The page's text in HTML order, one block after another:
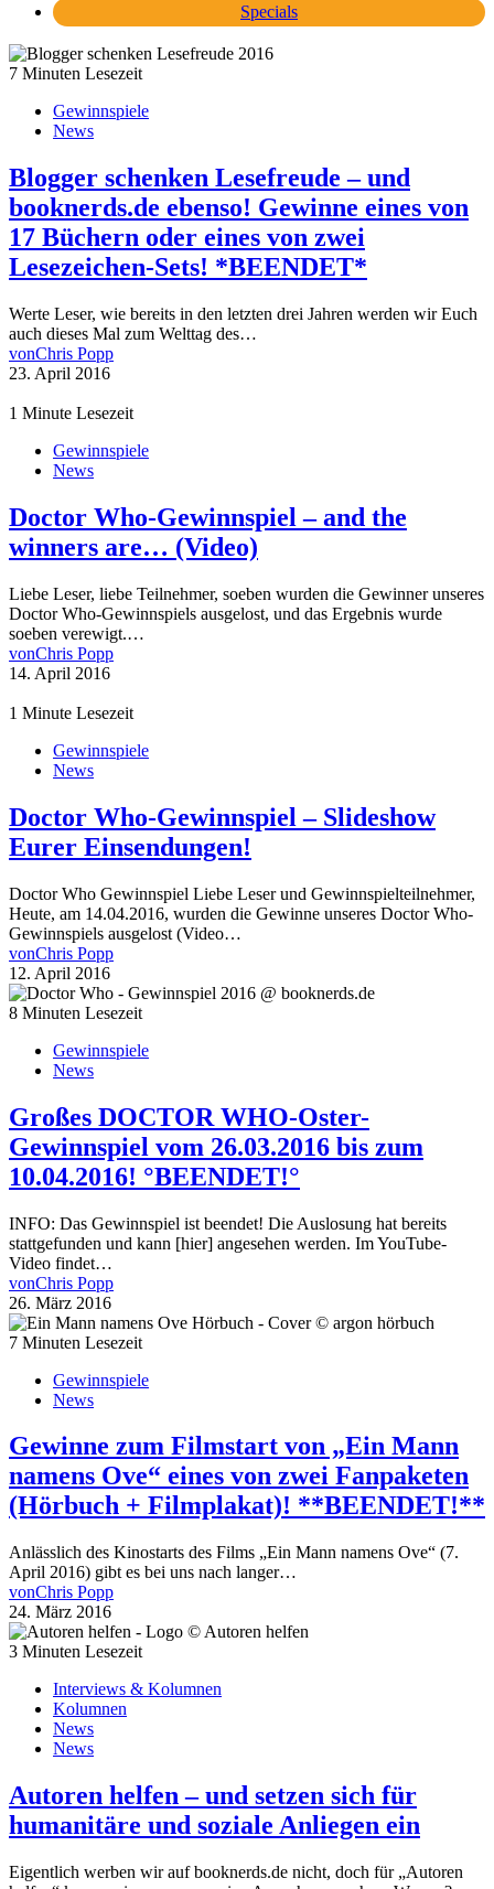
Specials
7 Minuten Lesezeit
Gewinnspiele
News
Blogger schenken Lesefreude – und
booknerds.de ebenso! Gewinne eines von
17 Büchern oder eines von zwei
Lesezeichen-Sets! *BEENDET*
Werte Leser, wie bereits in den letzten drei Jahren werden wir Euch
auch dieses Mal zum Welttag des…
vonChris Popp
23. April 2016
1 Minute Lesezeit
Gewinnspiele
News
Doctor Who-Gewinnspiel – and the
winners are… (Video)
Liebe Leser, liebe Teilnehmer, soeben wurden die Gewinner unseres
Doctor Who-Gewinnspiels ausgelost, und das Ergebnis wurde
soeben verewigt.…
vonChris Popp
14. April 2016
1 Minute Lesezeit
Gewinnspiele
News
Doctor Who-Gewinnspiel – Slideshow
Eurer Einsendungen!
Doctor Who Gewinnspiel Liebe Leser und Gewinnspielteilnehmer,
Heute, am 14.04.2016, wurden die Gewinne unseres Doctor Who-
Gewinnspiels ausgelost (Video…
vonChris Popp
12. April 2016
8 Minuten Lesezeit
Gewinnspiele
News
Großes DOCTOR WHO-Oster-
Gewinnspiel vom 26.03.2016 bis zum
10.04.2016! °BEENDET!°
INFO: Das Gewinnspiel ist beendet! Die Auslosung hat bereits
stattgefunden und kann [hier] angesehen werden. Im YouTube-
Video findet…
vonChris Popp
26. März 2016
7 Minuten Lesezeit
Gewinnspiele
News
Gewinne zum Filmstart von „Ein Mann
namens Ove“ eines von zwei Fanpaketen
(Hörbuch + Filmplakat)! **BEENDET!**
Anlässlich des Kinostarts des Films „Ein Mann namens Ove“ (7.
April 2016) gibt es bei uns nach langer…
vonChris Popp
24. März 2016
3 Minuten Lesezeit
Interviews & Kolumnen
Kolumnen
News
News
Autoren helfen – und setzen sich für
humanitäre und soziale Anliegen ein
Eigentlich werben wir auf booknerds.de nicht, doch für „Autoren